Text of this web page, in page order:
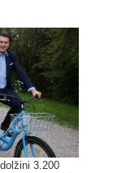
3.200